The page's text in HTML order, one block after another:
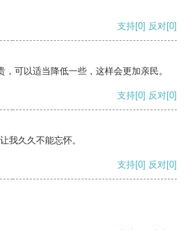
支持[0] 反对[0]
可以适当降低一些，这样会更加亲民。
支持[0] 反对[0]
我久久不能忘怀。
支持[0] 反对[0]